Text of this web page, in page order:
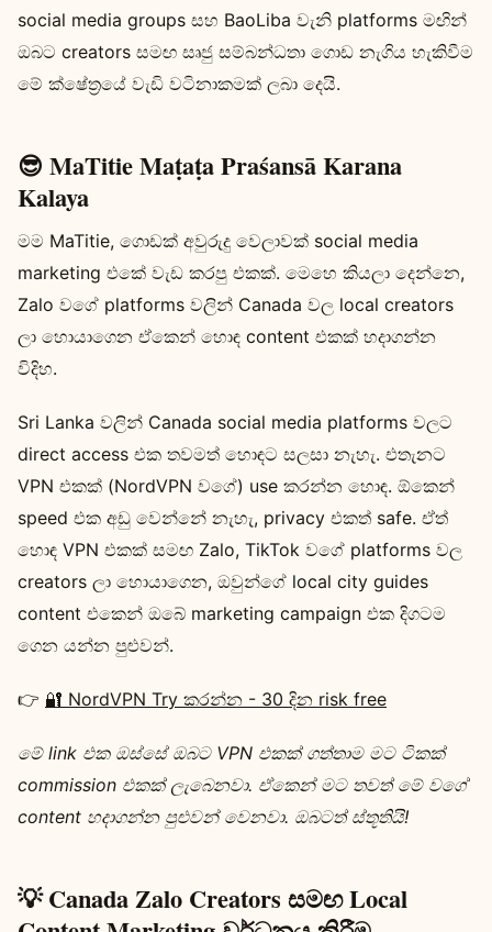
social media groups සහ BaoLiba වැනි platforms මඟින්
ඔබට creators සමඟ සෘජු සම්බන්ධතා ගොඩ නැගිය හැකිවීම
මේ ක්ෂේත්‍රයේ වැඩි වටිනාකමක් ලබා දෙයි.
😎 MaTitie Maṭaṭa Praśansā Karana
Kalaya
මම MaTitie, ගොඩක් අවුරුදු වෙලාවක් social media
marketing එකේ වැඩ කරපු එකක්. මෙහෙ කියලා දෙන්නෙ,
Zalo වගේ platforms වලින් Canada වල local creators
ලා හොයාගෙන ඒකෙන් හොඳ content එකක් හදාගන්න
විදිහ.
Sri Lanka වලින් Canada social media platforms වලට
direct access එක තවමත් හොඳට සලසා නැහැ. එතැනට
VPN එකක් (NordVPN වගේ) use කරන්න හොඳ. ඕකෙන්
speed එක අඩු වෙන්නේ නැහැ, privacy එකත් safe. ඒත්
හොඳ VPN එකක් සමඟ Zalo, TikTok වගේ platforms වල
creators ලා හොයාගෙන, ඔවුන්ගේ local city guides
content එකෙන් ඔබේ marketing campaign එක දිගටම
ගෙන යන්න පුළුවන්.
👉 🔐 NordVPN Try කරන්න - 30 දින risk free
මේ link එක ඔස්සේ ඔබට VPN එකක් ගත්තාම මට ටිකක්
commission එකක් ලැබෙනවා. ඒකෙන් මට තවත් මේ වගේ
content හදාගන්න පුළුවන් වෙනවා. ඔබටත් ස්තූතියි!
💡 Canada Zalo Creators සමඟ Local